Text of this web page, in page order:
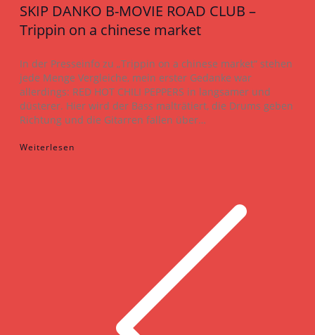
SKIP DANKO B-MOVIE ROAD CLUB –
Trippin on a chinese market
In der Presseinfo zu „Trippin on a chinese market“ stehen
jede Menge Vergleiche, mein erster Gedanke war
allerdings: RED HOT CHILI PEPPERS in langsamer und
düsterer. Hier wird der Bass malträtiert, die Drums geben
Richtung und die Gitarren fallen über…
Weiterlesen